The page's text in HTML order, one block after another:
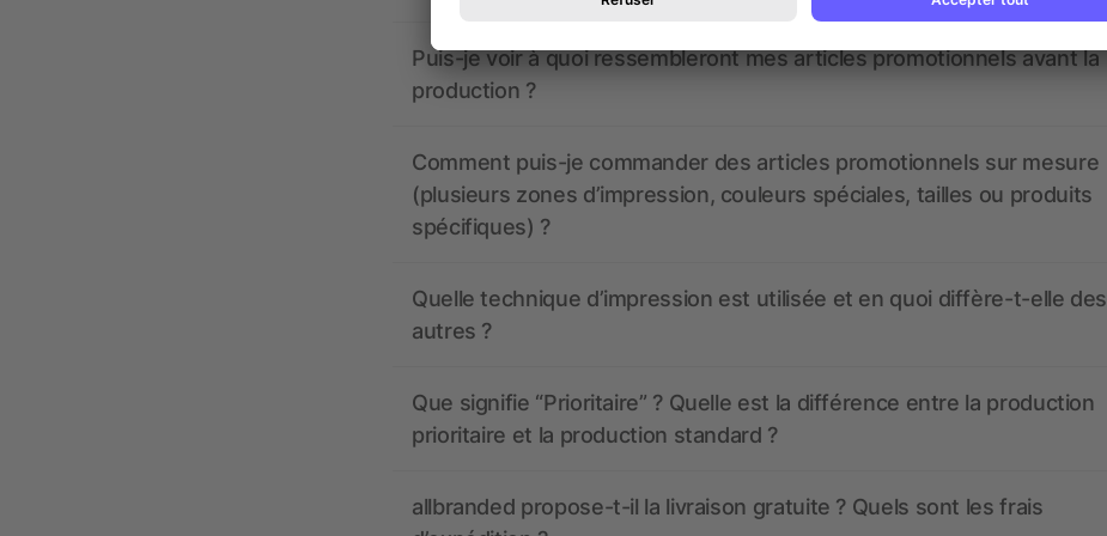
Puis-je voir à quoi ressembleront mes articles promotionnels avant la
production ?
Comment puis-je commander des articles promotionnels sur mesure
(plusieurs zones d’impression, couleurs spéciales, tailles ou produits
spécifiques) ?
Quelle technique d’impression est utilisée et en quoi diffère-t-elle des
autres ?
Que signifie “Prioritaire” ? Quelle est la différence entre la production
prioritaire et la production standard ?
allbranded propose-t-il la livraison gratuite ? Quels sont les frais